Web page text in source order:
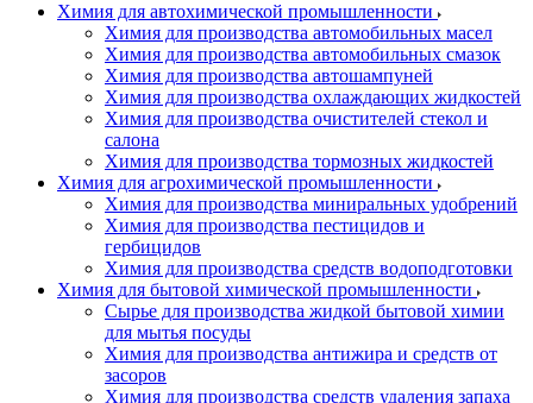
Химия для автохимической промышленности
Химия для производства автомобильных масел
Химия для производства автомобильных смазок
Химия для производства автошампуней
Химия для производства охлаждающих жидкостей
Химия для производства очистителей стекол и
салона
Химия для производства тормозных жидкостей
Химия для агрохимической промышленности
Химия для производства миниральных удобрений
Химия для производства пестицидов и
гербицидов
Химия для производства средств водоподготовки
Химия для бытовой химической промышленности
Сырье для производства жидкой бытовой химии
для мытья посуды
Химия для производства антижира и средств от
засоров
Химия для производства средств удаления запаха